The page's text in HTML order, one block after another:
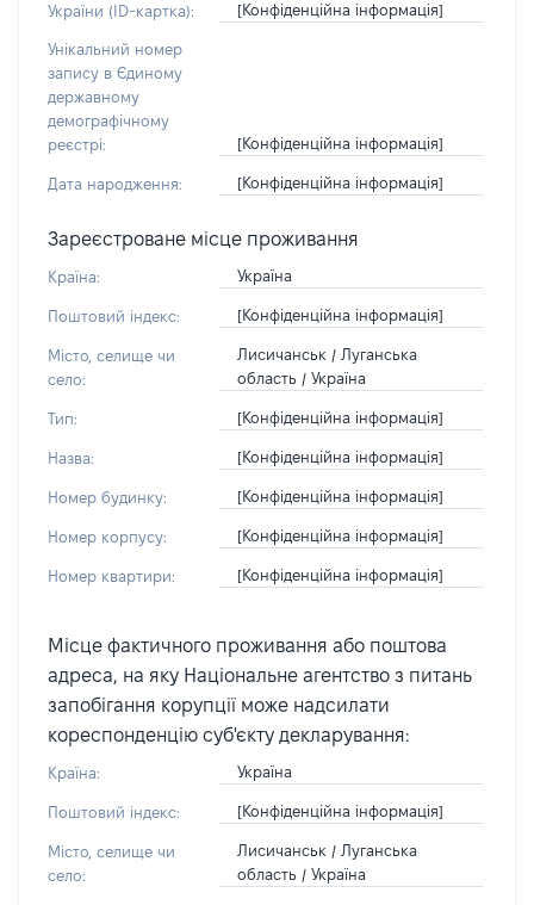
України (ID-картка):
[Конфіденційна інформація]
Унікальний номер
запису в Єдиному
державному
демографічному
реєстрі:
[Конфіденційна інформація]
Дата народження: [Конфіденційна інформація]
Зареєстроване місце проживання
Країна: Україна
Поштовий індекс: [Конфіденційна інформація]
Місто, селище чи
село:
Лисичанськ / Луганська
область / Україна
Тип: [Конфіденційна інформація]
Назва: [Конфіденційна інформація]
Номер будинку: [Конфіденційна інформація]
Номер корпусу: [Конфіденційна інформація]
Номер квартири: [Конфіденційна інформація]
Місце фактичного проживання або поштова
адреса, на яку Національне агентство з питань
запобігання корупції може надсилати
кореспонденцію суб'єкту декларування:
Країна: Україна
Поштовий індекс: [Конфіденційна інформація]
Місто, селище чи
село:
Лисичанськ / Луганська
область / Україна